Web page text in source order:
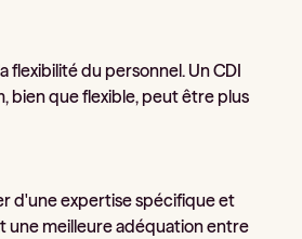
flexibilité du personnel. Un CDI
bien que flexible, peut être plus
d'une expertise spécifique et
une meilleure adéquation entre